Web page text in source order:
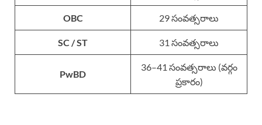
OBC 29 సంవత్సరాలు
SC / ST 31 సంవత్సరాలు
PwBD
36–41 సంవత్సరాలు (వర్గం
ప్రకారం)